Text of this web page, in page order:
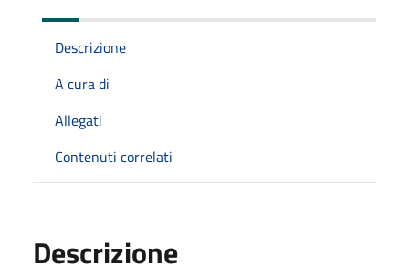
Descrizione
A cura di
Allegati
Contenuti correlati
Descrizione